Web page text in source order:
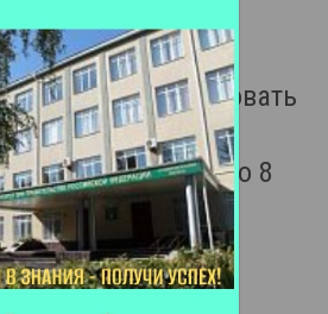
списке. В
которую
должен сформировать
не более 10
группы — по 8